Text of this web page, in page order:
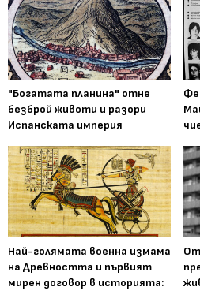
"Богатата планина" отне
безброй животи и разори
Испанската империя
Най-голямата военна измама
на Древността и първият
мирен договор в историята:
От